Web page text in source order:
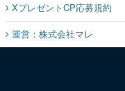
XプレゼントCP応募規約
運営：株式会社マレ